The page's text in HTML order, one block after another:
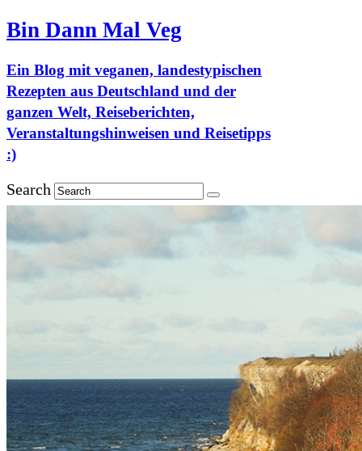
Bin Dann Mal Veg
Ein Blog mit veganen, landestypischen
Rezepten aus Deutschland und der
ganzen Welt, Reiseberichten,
Veranstaltungshinweisen und Reisetipps
:)
Search